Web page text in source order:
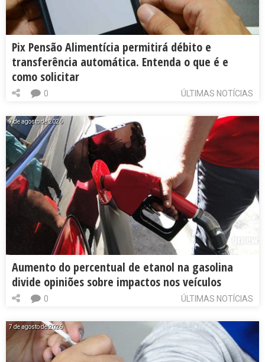
Pix Pensão Alimentícia permitirá débito e
transferência automática. Entenda o que é e
como solicitar
ÚLTIMAS NOTÍCIAS
0
7 de agosto de 2026
Aumento do percentual de etanol na gasolina
divide opiniões sobre impactos nos veículos
ÚLTIMAS NOTÍCIAS
0
7 de agosto de 2026